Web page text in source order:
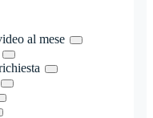
al mese